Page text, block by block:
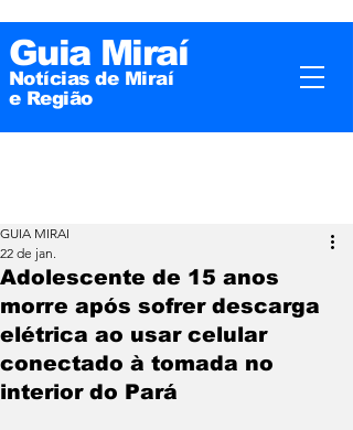
Guia Miraí
Notícias de Miraí
e Região
Adolescente de 15 anos
morre após sofrer descarga
elétrica ao usar celular
conectado à tomada no
interior do Pará
GUIA MIRAI
22 de jan.